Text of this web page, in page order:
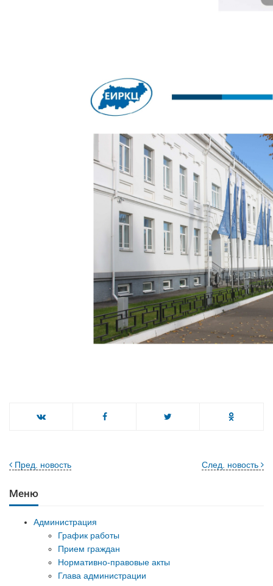
След. новость
Пред. новость
Меню
Администрация
График работы
Прием граждан
Нормативно-правовые акты
Глава администрации